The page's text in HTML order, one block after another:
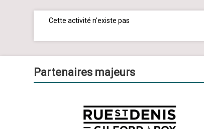
Cette activité n'existe pas
Partenaires majeurs